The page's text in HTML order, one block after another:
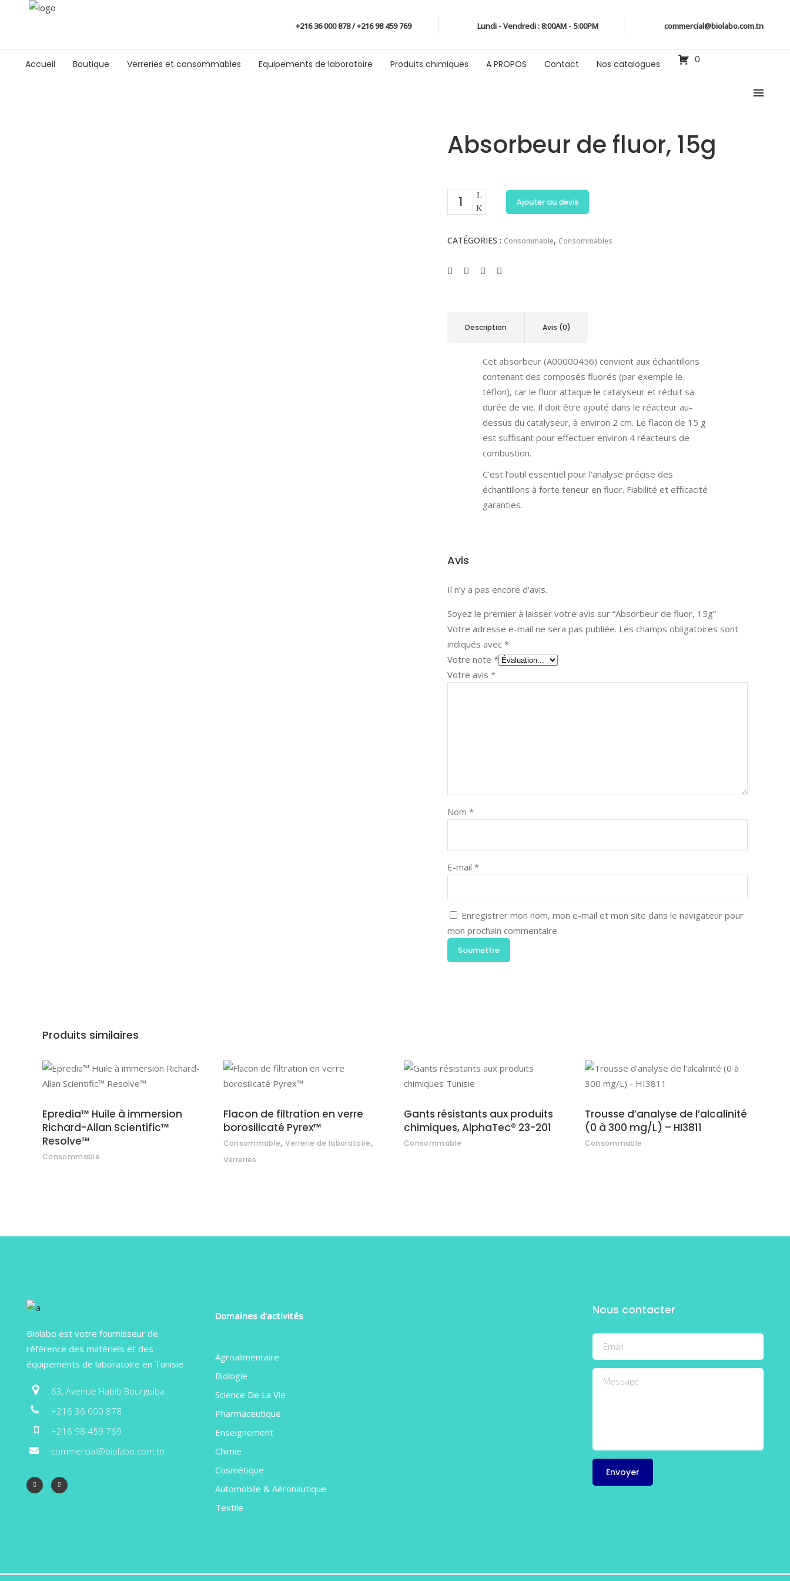
+216 36 000 878 / +216 98 459 769 Lundi - Vendredi : 8:00AM - 5:00PM commercial@biolabo.com.tn
Accueil Boutique Verreries et consommables Equipements de laboratoire Produits chimiques A PROPOS Contact Nos catalogues 0
Absorbeur de fluor, 15g
Ajouter au devis
CATÉGORIES : Consommable, Consommables
Description Avis (0)
Cet absorbeur (A00000456) convient aux échantillons
contenant des composés fluorés (par exemple le
téflon), car le fluor attaque le catalyseur et réduit sa
durée de vie. Il doit être ajouté dans le réacteur au-
dessus du catalyseur, à environ 2 cm. Le flacon de 15 g
est suffisant pour effectuer environ 4 réacteurs de
combustion.
C’est l’outil essentiel pour l’analyse précise des
échantillons à forte teneur en fluor. Fiabilité et efficacité
garanties.
Avis
Il n’y a pas encore d’avis.
Soyez le premier à laisser votre avis sur “Absorbeur de fluor, 15g”
Votre adresse e-mail ne sera pas publiée. Les champs obligatoires sont
indiqués avec *
Votre note *
Votre avis *
Nom *
E-mail *
Enregistrer mon nom, mon e-mail et mon site dans le navigateur pour
mon prochain commentaire.
Produits similaires
AJOUTER AU DEVIS
Epredia™ Huile à immersion
Richard-Allan Scientific™
Resolve™
Consommable
AJOUTER AU DEVIS
Flacon de filtration en verre
borosilicaté Pyrex™
Consommable,Verrerie de laboratoire,
Verreries
AJOUTER AU DEVIS
Gants résistants aux produits
chimiques, AlphaTec® 23-201
Consommable
AJOUTER AU DEVIS
Trousse d’analyse de l’alcalinité
(0 à 300 mg/L) – HI3811
Consommable
Biolabo est votre fournisseur de
référence des matériels et des
équipements de laboratoire en Tunisie
63, Avenue Habib Bourguiba
+216 36 000 878
+216 98 459 769
commercial@biolabo.com.tn
Domaines d'activités
Agroalimentaire
Biologie
Science De La Vie
Pharmaceutique
Enseignement
Chimie
Cosmétique
Automobile & Aéronautique
Textile
Nous contacter